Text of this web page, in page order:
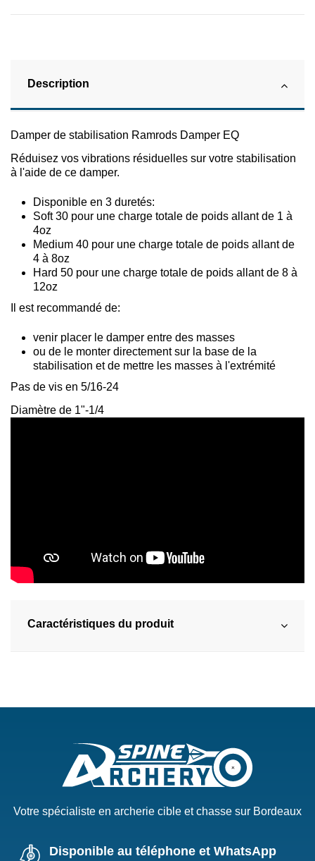
Description
Damper de stabilisation Ramrods Damper EQ
Réduisez vos vibrations résiduelles sur votre stabilisation
à l'aide de ce damper.
Disponible en 3 duretés:
Soft 30 pour une charge totale de poids allant de 1 à
4oz
Medium 40 pour une charge totale de poids allant de
4 à 8oz
Hard 50 pour une charge totale de poids allant de 8 à
12oz
Il est recommandé de:
venir placer le damper entre des masses
ou de le monter directement sur la base de la
stabilisation et de mettre les masses à l'extrémité
Pas de vis en 5/16-24
Diamètre de 1"-1/4
Caractéristiques du produit
Votre spécialiste en archerie cible et chasse sur Bordeaux
Disponible au téléphone et WhatsApp